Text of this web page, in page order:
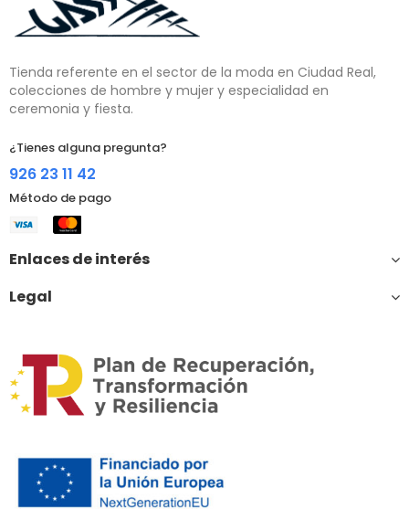
Tienda referente en el sector de la moda en Ciudad Real,
colecciones de hombre y mujer y especialidad en
ceremonia y fiesta.
¿Tienes alguna pregunta?
926 23 11 42
Método de pago
Enlaces de interés
Legal